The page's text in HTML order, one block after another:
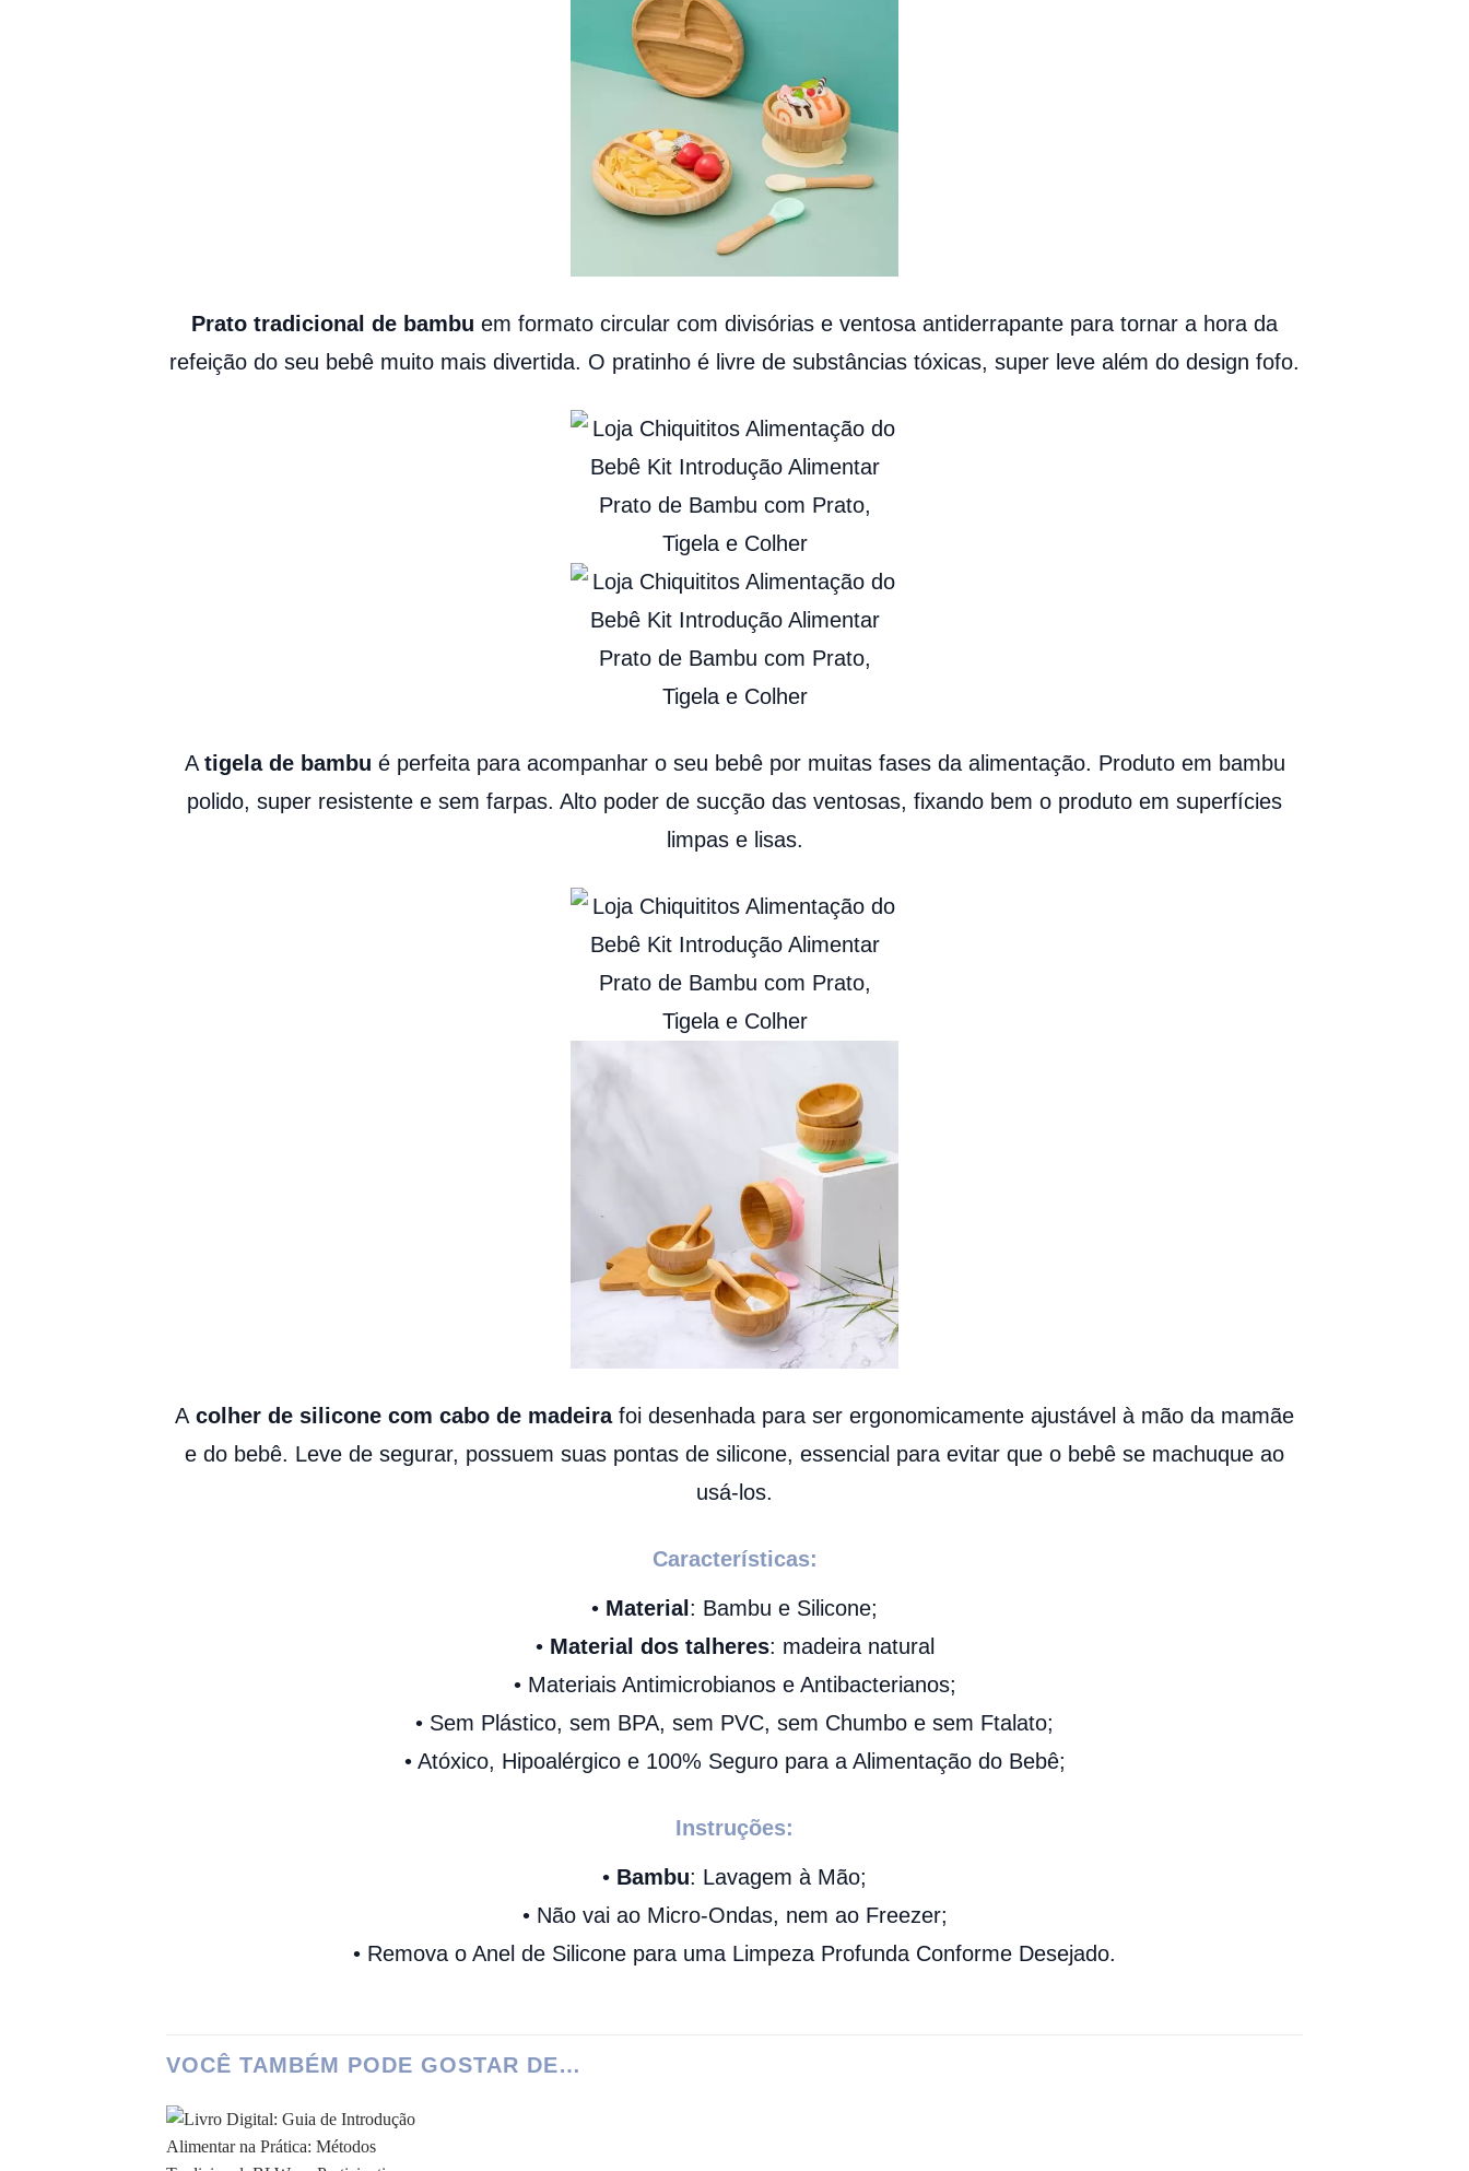
Prato tradicional de bambu em formato circular com divisórias e ventosa antiderrapante para tornar a hora da
refeição do seu bebê muito mais divertida. O pratinho é livre de substâncias tóxicas, super leve além do design fofo.
A tigela de bambu é perfeita para acompanhar o seu bebê por muitas fases da alimentação. Produto em bambu
polido, super resistente e sem farpas. Alto poder de sucção das ventosas, fixando bem o produto em superfícies
limpas e lisas.
A colher de silicone com cabo de madeirafoi desenhada para ser ergonomicamente ajustável à mão da mamãe
e do bebê. Leve de segurar, possuem suas pontas de silicone, essencial para evitar que o bebê se machuque ao
usá-los.
Características:
• Material : Bambu e Silicone;
• Material dos talheres: madeira natural
• Materiais Antimicrobianos e Antibacterianos;
• Sem Plástico, sem BPA, sem PVC, sem Chumbo e sem Ftalato;
• Atóxico, Hipoalérgico e 100% Seguro para a Alimentação do Bebê;
Instruções:
• Bambu: Lavagem à Mão;
• Não vai ao Micro-Ondas, nem ao Freezer;
• Remova o Anel de Silicone para uma Limpeza Profunda Conforme Desejado.
VOCÊ TAMBÉM PODE GOSTAR DE…